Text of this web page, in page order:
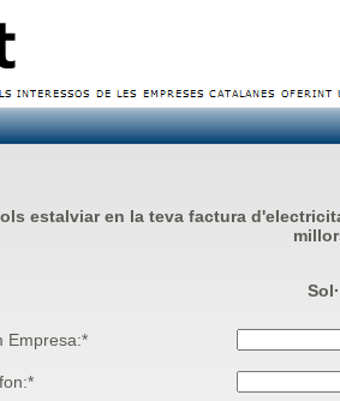
estalviar en la teva factura
Empresa:*